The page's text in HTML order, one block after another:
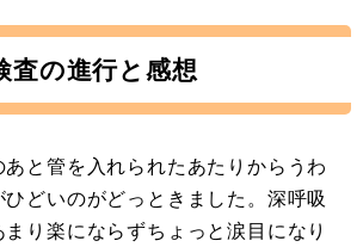
査の進行と感想
と管を入れられたあたりからうわ
どいのがどっときました。深呼吸
り楽にならずちょっと涙目になり